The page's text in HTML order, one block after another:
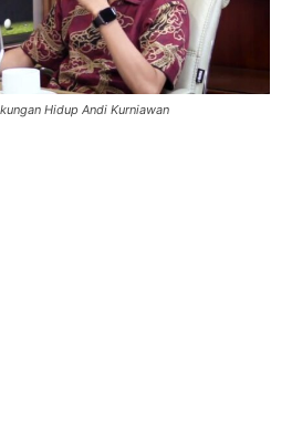
Hidup Andi Kurniawan